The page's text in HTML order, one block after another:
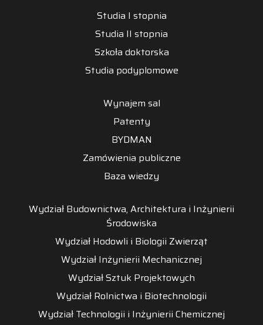
Studia I stopnia
Studia II stopnia
Szkoła doktorska
Studia podyplomowe
Wynajem sal
Patenty
BYDMAN
Zamówienia publiczne
Baza wiedzy
Wydział Budownictwa, Architektura i Inżynierii
Środowiska
Wydział Hodowli i Biologii Zwierząt
Wydział Inżynierii Mechanicznej
Wydział Sztuk Projektowych
Wydział Rolnictwa i Biotechnologii
Wydział Technologii i Inżynierii Chemicznej